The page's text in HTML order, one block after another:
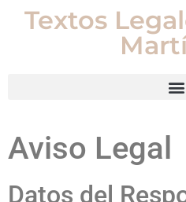
Textos
Aviso Legal
Datos del